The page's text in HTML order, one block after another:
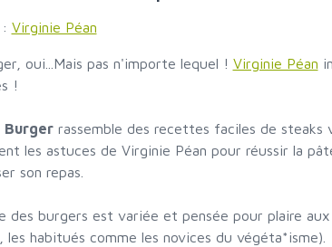
Virginie Péan
oui...Mais pas n'importe lequel ! Virginie Péan
!
Burgerrassemble des recettes faciles de steaks
les astuces de Virginie Péan pour réussir la
son repas.
des burgers est variée et pensée pour plaire
les habitués comme les novices du végéta*isme).